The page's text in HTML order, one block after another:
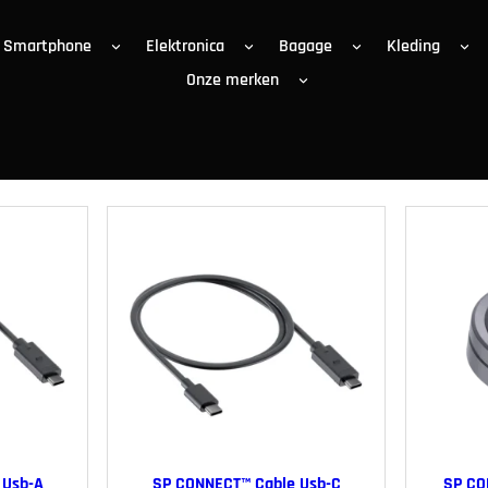
Smartphone Elektronica Bagage Kleding
Onze merken